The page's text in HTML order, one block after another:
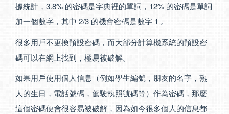
據統計，3.8% 的密碼是字典裡的單詞，12% 的密碼是單詞
加一個數字，其中 2/3 的機會密碼是數字 1 。
很多用戶不更換預設密碼，而大部分計算機系統的預設密
碼可以在網上找到，極易被破解。
如果用戶使用個人信息（例如學生編號，朋友的名字，熟
人的生日，電話號碼，駕駛執照號碼等）作為密碼，那麼
這個密碼便會很容易被破解，因為如今很多個人的信息都